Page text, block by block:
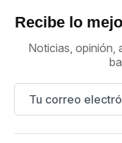
Recibe lo
Noticias, opinión,